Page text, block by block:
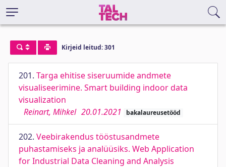
Kirjeid leitud: 301
201. Targa ehitise siseruumide andmete
visualiseerimine. Smart building indoor data
visualization
Reinart, Mihkel 20.01.2021 bakalaureusetööd
202. Veebirakendus tööstusandmete
puhastamiseks ja analüüsiks. Web Application
for Industrial Data Cleaning and Analysis